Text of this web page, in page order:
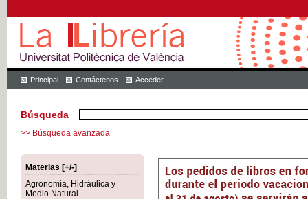
Principal Contáctenos Acceder
Búsqueda
>> Búsqueda avanzada
Materias [+/-]
Agronomía, Hidráulica y
Medio Natural